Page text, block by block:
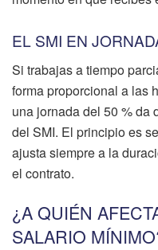
EL SMI EN
Si trabajas a tiempo
forma proporcional a las
una jornada del 50 % da
del SMI. El principio es
ajusta siempre a la
el contrato.
¿A QUIÉN
SALARIO